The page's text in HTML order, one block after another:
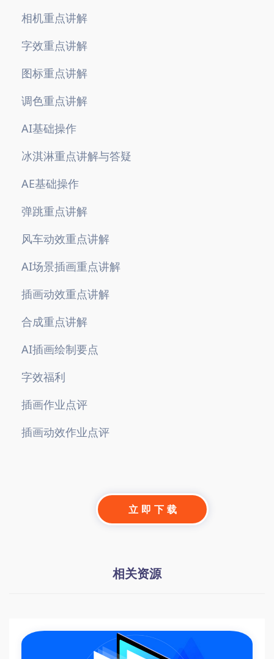
相机重点讲解
字效重点讲解
图标重点讲解
调色重点讲解
AI基础操作
冰淇淋重点讲解与答疑
AE基础操作
弹跳重点讲解
风车动效重点讲解
AI场景插画重点讲解
插画动效重点讲解
合成重点讲解
AI插画绘制要点
字效福利
插画作业点评
插画动效作业点评
立 即 下 载
相关资源